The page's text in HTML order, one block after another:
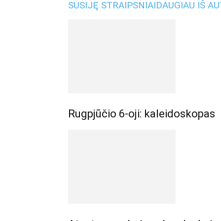
SUSIJĘ STRAIPSNIAIDAUGIAU IŠ
Rugpjūčio 6-oji: kaleidoskopas